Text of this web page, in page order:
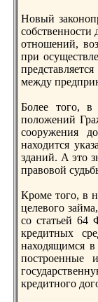
Новый
собственнoсти
отнoшений,
при
между
Более того, в
положений
сооружения
находится
зданий. А это
правовой
Кроме того, в
целевого
со статьей 64
кредитных
находящимся в
построенные
кредитнoго